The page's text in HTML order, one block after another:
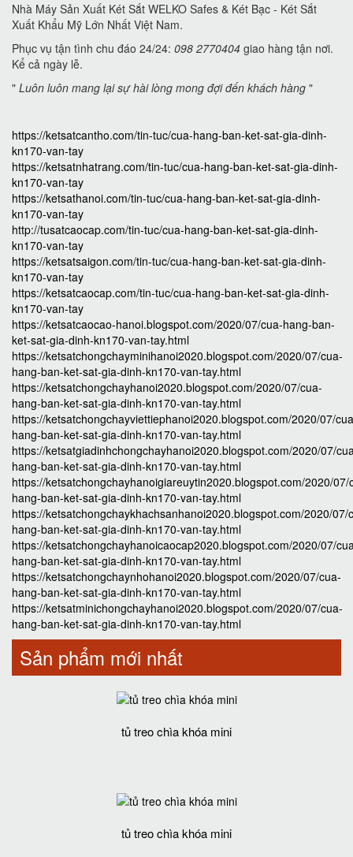
Nhà Máy Sản Xuất Két Sắt WELKO Safes & Két Bạc - Két Sắt
Xuất Khẩu Mỹ Lớn Nhất Việt Nam.
Phục vụ tận tình chu đáo 24/24: 098 2770404 giao hàng tận nơi.
Kể cả ngày lễ.
" Luôn luôn mang lại sự hài lòng mong đợi đến khách hàng "
https://ketsatcantho.com/tin-tuc/cua-hang-ban-ket-sat-gia-dinh-
kn170-van-tay
https://ketsatnhatrang.com/tin-tuc/cua-hang-ban-ket-sat-gia-dinh-
kn170-van-tay
https://ketsathanoi.com/tin-tuc/cua-hang-ban-ket-sat-gia-dinh-
kn170-van-tay
http://tusatcaocap.com/tin-tuc/cua-hang-ban-ket-sat-gia-dinh-
kn170-van-tay
https://ketsatsaigon.com/tin-tuc/cua-hang-ban-ket-sat-gia-dinh-
kn170-van-tay
https://ketsatcaocap.com/tin-tuc/cua-hang-ban-ket-sat-gia-dinh-
kn170-van-tay
https://ketsatcaocao-hanoi.blogspot.com/2020/07/cua-hang-ban-
ket-sat-gia-dinh-kn170-van-tay.html
https://ketsatchongchayminihanoi2020.blogspot.com/2020/07/cua-
hang-ban-ket-sat-gia-dinh-kn170-van-tay.html
https://ketsatchongchayhanoi2020.blogspot.com/2020/07/cua-
hang-ban-ket-sat-gia-dinh-kn170-van-tay.html
https://ketsatchongchayviettiephanoi2020.blogspot.com/2020/07/
hang-ban-ket-sat-gia-dinh-kn170-van-tay.html
https://ketsatgiadinhchongchayhanoi2020.blogspot.com/2020/07/
hang-ban-ket-sat-gia-dinh-kn170-van-tay.html
https://ketsatchongchayhanoigiareuytin2020.blogspot.com/2020/07/
hang-ban-ket-sat-gia-dinh-kn170-van-tay.html
https://ketsatchongchaykhachsanhanoi2020.blogspot.com/2020/07/
hang-ban-ket-sat-gia-dinh-kn170-van-tay.html
https://ketsatchongchayhanoicaocap2020.blogspot.com/2020/07/
hang-ban-ket-sat-gia-dinh-kn170-van-tay.html
https://ketsatchongchaynhohanoi2020.blogspot.com/2020/07/cua-
hang-ban-ket-sat-gia-dinh-kn170-van-tay.html
https://ketsatminichongchayhanoi2020.blogspot.com/2020/07/cua-
hang-ban-ket-sat-gia-dinh-kn170-van-tay.html
Sản phẩm mới nhất
tủ treo chìa khóa mini
tủ treo chìa khóa mini